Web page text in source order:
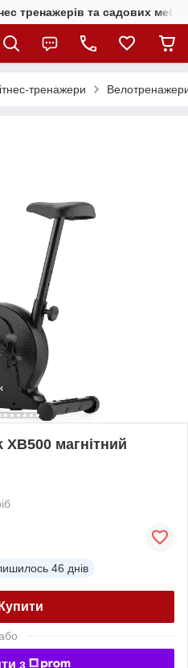
тренажерів та садових
тренажери
магнітний
46 днів
Купити
з